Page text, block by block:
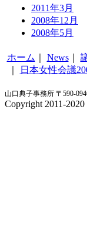
2011年3月
2008年12月
2008年5月
ホーム News｜
日本女性会議
山口典子事務所 〒590-
Copyright 2011-